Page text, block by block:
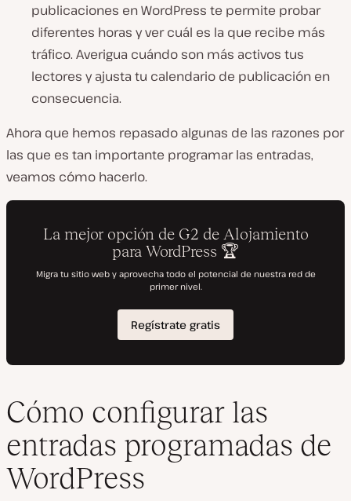
publicaciones en WordPress te permite probar
diferentes horas y ver cuál es la que recibe más
tráfico. Averigua cuándo son más activos tus
lectores y ajusta tu calendario de publicación en
consecuencia.
Ahora que hemos repasado algunas de las razones por
las que es tan importante programar las entradas,
veamos cómo hacerlo.
Cómo configurar las
entradas programadas de
WordPress